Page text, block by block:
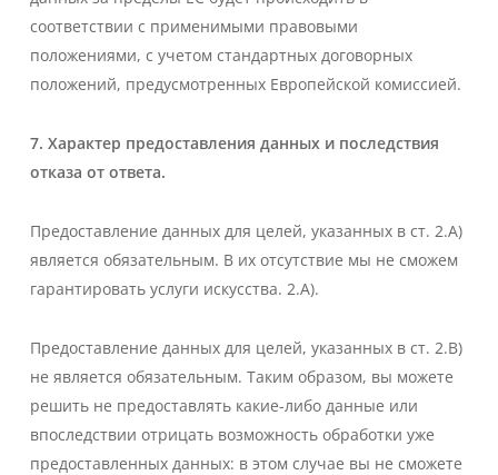
соответствии с применимыми правовыми
положениями, с учетом стандартных договорных
положений, предусмотренных Европейской комиссией.
7. Характер предоставления данных и последствия
отказа от ответа.
Предоставление данных для целей, указанных в ст. 2.A)
является обязательным. В их отсутствие мы не сможем
гарантировать услуги искусства. 2.А).
Предоставление данных для целей, указанных в ст. 2.B)
не является обязательным. Таким образом, вы можете
решить не предоставлять какие-либо данные или
впоследствии отрицать возможность обработки уже
предоставленных данных: в этом случае вы не сможете